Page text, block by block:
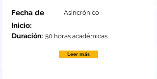
Duración: 50 horas académicas
Fecha de
Inicio:
Asincrónico
Leer más